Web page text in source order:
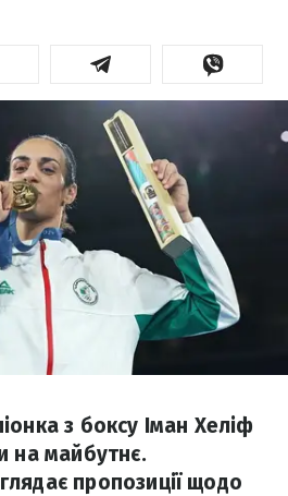
з боксу Іман Хеліф
на майбутнє.
пропозиції щодо